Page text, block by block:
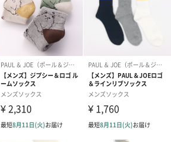
飾いたします。お相手のご住所に直接お
ションです。お相手に直接手渡しする場
すすめです。